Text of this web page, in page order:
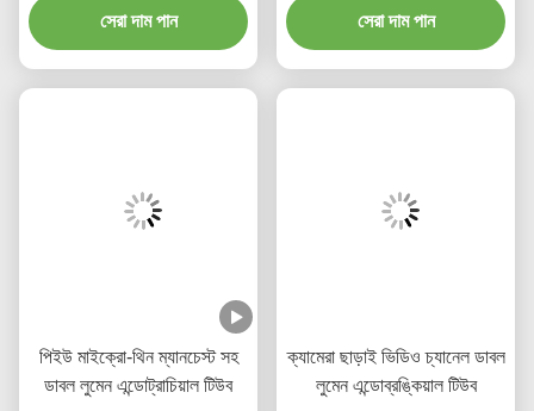
সেরা দাম পান
সেরা দাম পান
পিইউ মাইক্রো-থিন ম্যানচেস্ট সহ
ডাবল লুমেন এন্ডোট্রাচিয়াল টিউব
ক্যামেরা ছাড়াই ভিডিও চ্যানেল ডাবল
লুমেন এন্ডোব্রঙ্কিয়াল টিউব